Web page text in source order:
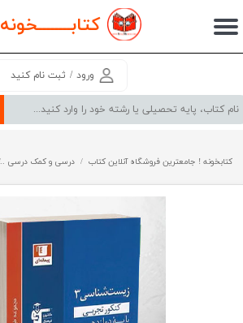
کتابــــــــخونه
ورود / ثبت نام کنید
حساب کاربری من
سفارشات
کتابخونه ! جامعترین فروشگاه آنلاین کتاب درسی و کمک درسی